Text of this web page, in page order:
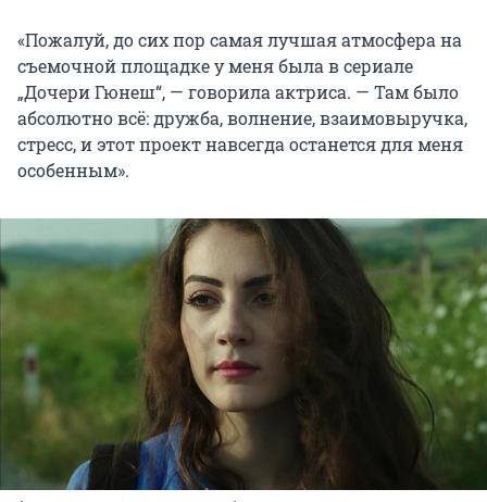
«Пожалуй, до сих пор самая лучшая атмосфера на
съемочной площадке у меня была в сериале
„Дочери Гюнеш“, — говорила актриса. — Там было
абсолютно всё: дружба, волнение, взаимовыручка,
стресс, и этот проект навсегда останется для меня
особенным».